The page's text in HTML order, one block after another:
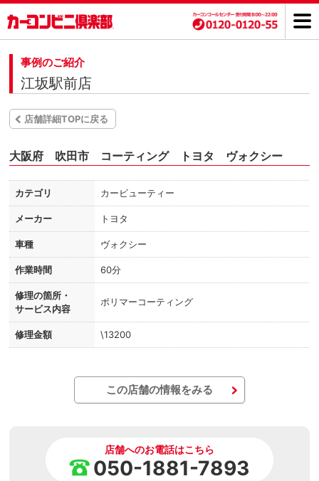
事例のご紹介
江坂駅前店
店舗詳細TOPに戻る
大阪府 吹田市 コーティング トヨタ ヴォクシー
カテゴリ カービューティー
メーカー トヨタ
車種 ヴォクシー
作業時間 60分
修理の箇所・
サービス内容
ポリマーコーティング
修理金額 \13200
この店舗の情報をみる
店舗へのお電話はこちら
050-1881-7893